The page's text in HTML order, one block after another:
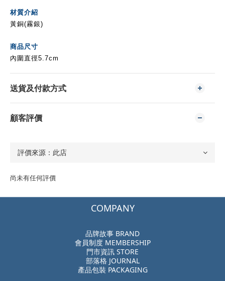
材質介紹
黃銅(霧銀)
商品尺寸
內圍直徑5.7cm
送貨及付款方式
顧客評價
尚未有任何評價
COMPANY
品牌故事 BRAND
會員制度 MEMBERSHIP
門市資訊 STORE
部落格 JOURNAL
產品包裝 PACKAGING